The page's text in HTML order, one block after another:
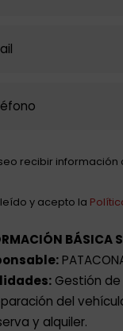
recibir información
y acepto la
BÁSICA
Gestión de
del
y alquiler.